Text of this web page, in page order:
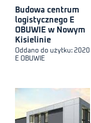
Budowa centrum
logistycznego E
OBUWIE w Nowym
Kisielinie
Oddano do użytku: 2020
E OBUWIE